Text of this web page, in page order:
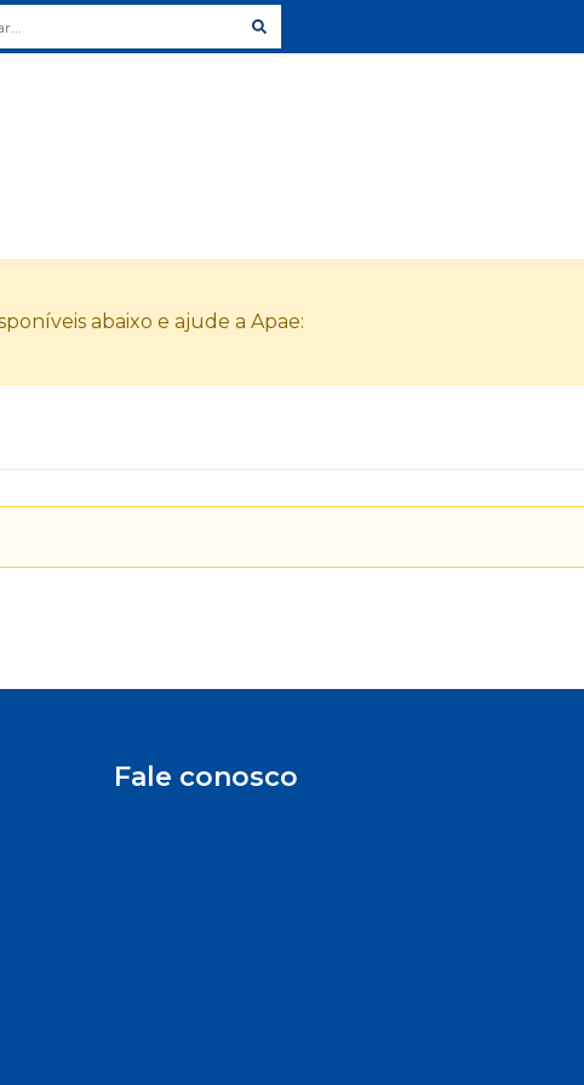
abaixo e ajude a Apae:
Fale conosco